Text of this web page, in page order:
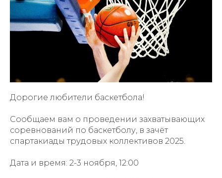
Дорогие любители баскетбола!
Сообщаем вам о проведении захватывающих
соревнований по баскетболу, в зачёт
спартакиады трудовых коллективов 2025.
Дата и время: 2-3 ноября, 12:00